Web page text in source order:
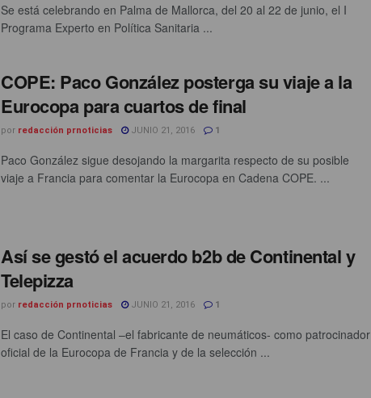
Se está celebrando en Palma de Mallorca, del 20 al 22 de junio, el I
Programa Experto en Política Sanitaria ...
COPE: Paco González posterga su viaje a la
Eurocopa para cuartos de final
por redacción prnoticias JUNIO 21, 2016 1
Paco González sigue desojando la margarita respecto de su posible
viaje a Francia para comentar la Eurocopa en Cadena COPE. ...
Así se gestó el acuerdo b2b de Continental y
Telepizza
por redacción prnoticias JUNIO 21, 2016 1
El caso de Continental –el fabricante de neumáticos- como patrocinador
oficial de la Eurocopa de Francia y de la selección ...